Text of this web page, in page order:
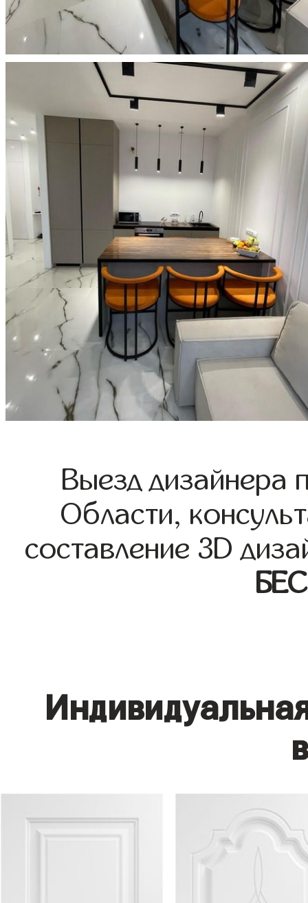
Выезд дизайнера
Области,
составление 3D